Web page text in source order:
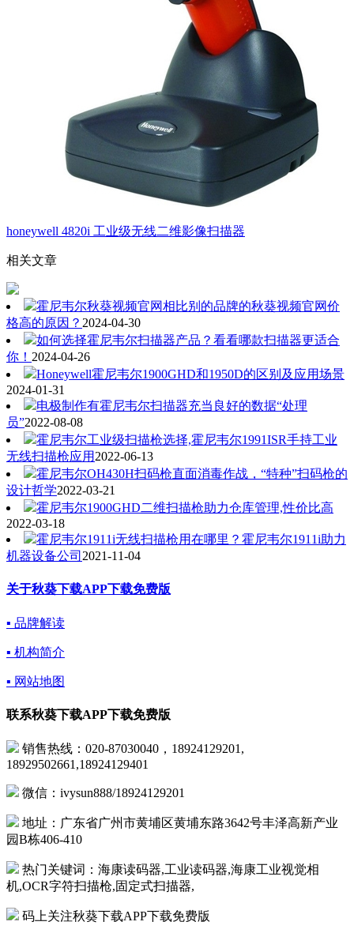
honeywell 4820i 工业级无线二维影像扫描器
相关文章
霍尼韦尔秋葵视频官网相比别的品牌的秋葵视频官网价
格高的原因？ 2024-04-30
如何选择霍尼韦尔扫描器产品？看看哪款扫描器更适合
你！ 2024-04-26
Honeywell霍尼韦尔1900GHD和1950D的区别及应用场景
2024-01-31
电极制作有霍尼韦尔扫描器充当良好的数据“处理
员”2022-08-08
霍尼韦尔工业级扫描枪选择,霍尼韦尔1991ISR手持工业
无线扫描枪应用 2022-06-13
霍尼韦尔OH430H扫码枪直面消毒作战，“特种”扫码枪的
设计哲学2022-03-21
霍尼韦尔1900GHD二维扫描枪助力仓库管理,性价比高
2022-03-18
霍尼韦尔1911i无线扫描枪用在哪里？霍尼韦尔1911i助力
机器设备公司 2021-11-04
关于秋葵下载APP下载免费版
▪ 品牌解读
▪ 机构简介
▪ 网站地图
联系秋葵下载APP下载免费版
销售热线：020-87030040，18924129201,
18929502661,18924129401
微信：ivysun888/18924129201
地址：广东省广州市黄埔区黄埔东路3642号丰泽高新产业
园B栋406-410
热门关键词：海康读码器,工业读码器,海康工业视觉相
机,OCR字符扫描枪,固定式扫描器,
码上关注秋葵下载APP下载免费版